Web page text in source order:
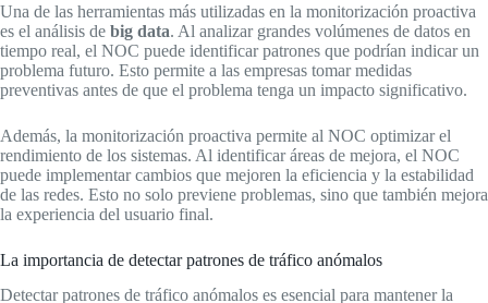
Una de las herramientas más utilizadas en la monitorización proactiva
es el análisis de big data. Al analizar grandes volúmenes de datos en
tiempo real, el NOC puede identificar patrones que podrían indicar un
problema futuro. Esto permite a las empresas tomar medidas
preventivas antes de que el problema tenga un impacto significativo.
Además, la monitorización proactiva permite al NOC optimizar el
rendimiento de los sistemas. Al identificar áreas de mejora, el NOC
puede implementar cambios que mejoren la eficiencia y la estabilidad
de las redes. Esto no solo previene problemas, sino que también mejora
la experiencia del usuario final.
La importancia de detectar patrones de tráfico anómalos
Detectar patrones de tráfico anómalos es esencial para mantener la